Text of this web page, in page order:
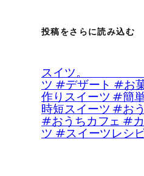
投稿をさらに読み込む
スイツ。 #
ツ #デザート #お
作りスイーツ #簡
時短スイーツ #お
#おうちカフェ #
ツ #スイーツレシ